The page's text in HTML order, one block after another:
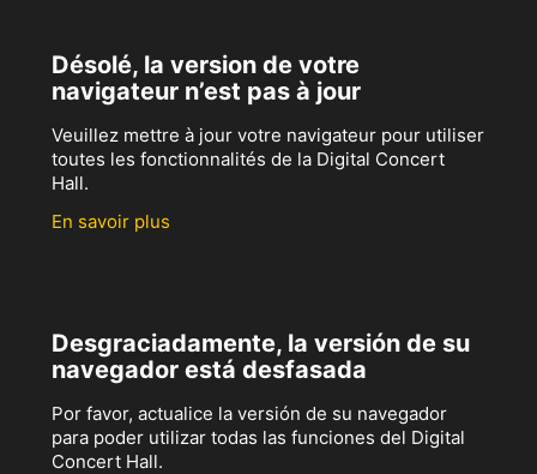
Désolé, la version de votre
navigateur n’est pas à jour
Veuillez mettre à jour votre navigateur pour utiliser
toutes les fonctionnalités de la Digital Concert
Hall.
En savoir plus
Desgraciadamente, la versión de su
navegador está desfasada
Por favor, actualice la versión de su navegador
para poder utilizar todas las funciones del Digital
Concert Hall.